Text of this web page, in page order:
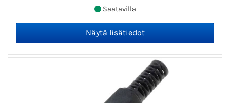
Saatavilla